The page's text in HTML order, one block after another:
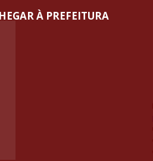
À PREFEITURA